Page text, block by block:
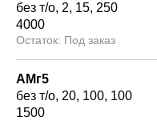
без т/о 2 15 250
4000
Под заказ
АМг5
без т/о 20 100 100
1500